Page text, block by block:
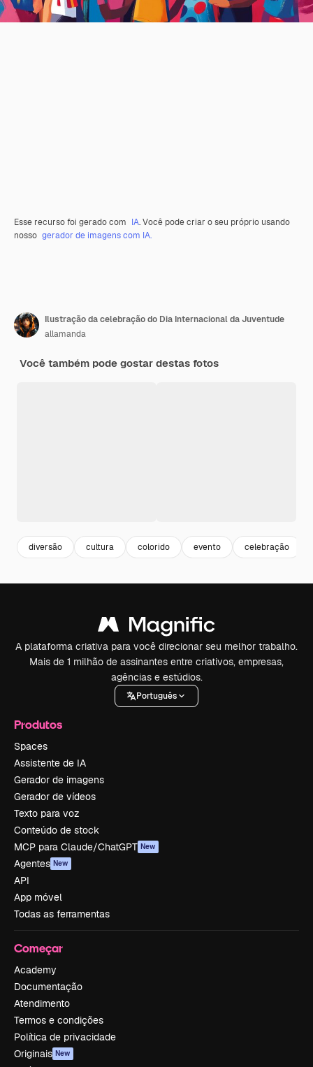
Esse recurso foi gerado com IA. Você pode criar o seu próprio usando
nosso gerador de imagens com IA.
Ilustração da celebração do Dia Internacional da Juventude
allamanda
Você também pode gostar destas fotos
diversão cultura colorido evento celebração
A plataforma criativa para você direcionar seu melhor trabalho.
Mais de 1 milhão de assinantes entre criativos, empresas,
agências e estúdios.
Português
Produtos
Spaces
Assistente de IA
Gerador de imagens
Gerador de vídeos
Texto para voz
Conteúdo de stock
MCP para Claude/ChatGPT New
Agentes New
API
App móvel
Todas as ferramentas
Começar
Academy
Documentação
Atendimento
Termos e condições
Política de privacidade
Originais New